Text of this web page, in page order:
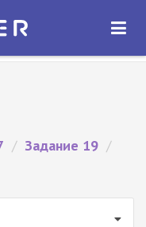
ОТКРЫТЬ
/ Задание 19 /